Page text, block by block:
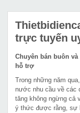
trực tuyến
Chuyên bán buôn
hỗ trợ
Trong những năm
nước nhu cầu về các
tăng không ngừng cả
ý thức được rằng, sự